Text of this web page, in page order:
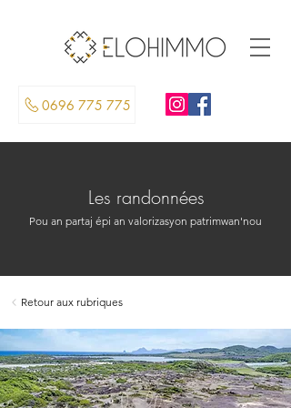
0696 775 775
Les randonnées
Pou an partaj épi an valorizasyon patrimwan'nou
Retour aux rubriques